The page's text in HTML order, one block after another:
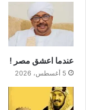
عندما اعشق مصر !
5 أغسطس، 2026